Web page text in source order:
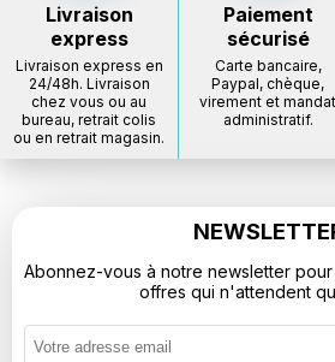
Livraison
express
Livraison express en
24/48h. Livraison
chez vous ou au
bureau, retrait colis
ou en retrait magasin.
Paiement
sécurisé
Carte bancaire,
Paypal, chèque,
virement et mandat
administratif.
Abonnez-vous à notre newsletter
offres qui n'attendent